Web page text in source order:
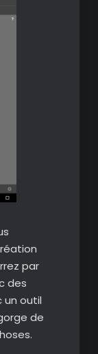
par
des
outil
de